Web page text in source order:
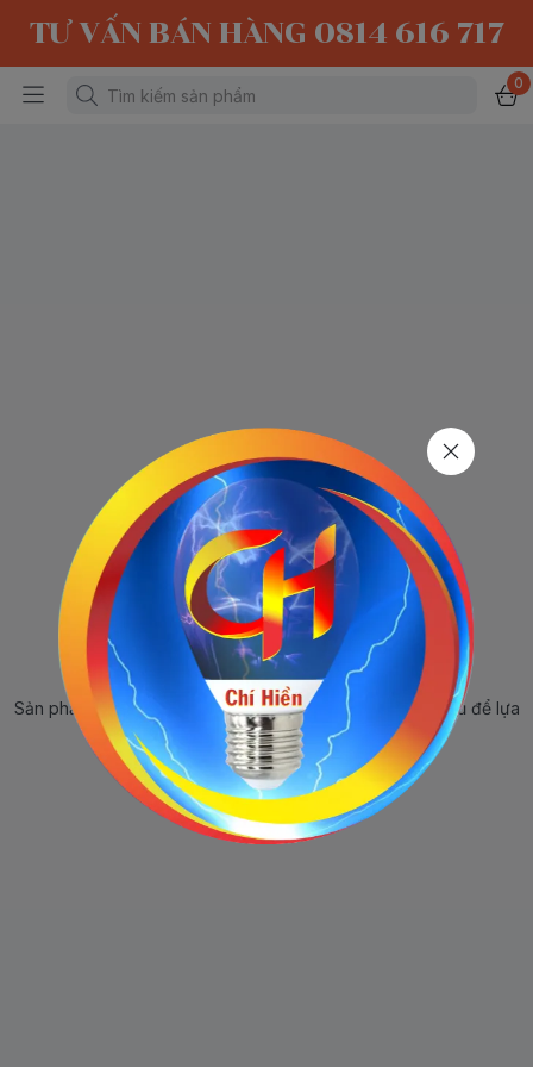
TƯ VẤN BÁN HÀNG 0814 616 717
0
Sản phẩm ngừng bán
Sản phẩm này hiện tại đã ngừng bán. Hãy trở về trang chủ để lựa
chọn sản phẩm khác.
Quay lại trang chủ